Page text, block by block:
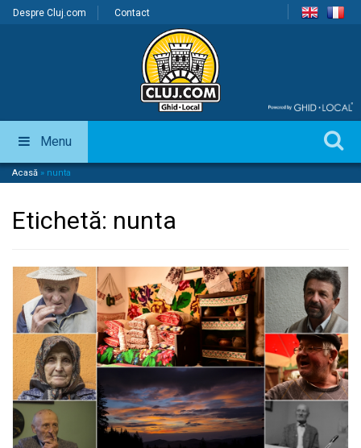
Despre Cluj.com Contact
Menu
Acasă » nunta
Etichetă: nunta